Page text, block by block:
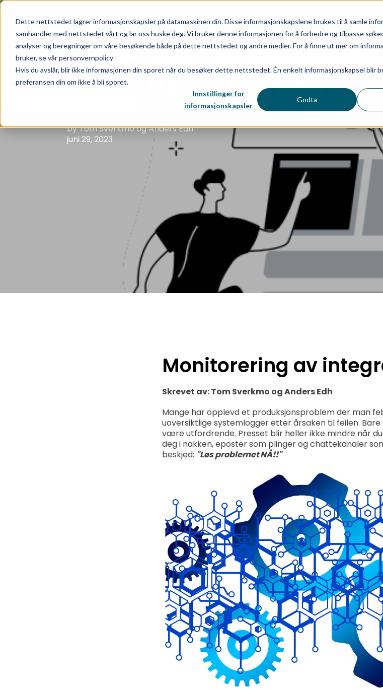
Dette nettstedet lagrer informasjonskapsler på datamaskinen din. Disse informasjonskapslene brukes til å samle
samhandler med nettstedet vårt og lar oss huske deg. Vi bruker denne informasjonen for å forbedre og tilpasse
analyser og beregninger om våre besøkende både på dette nettstedet og andre medier. For å finne ut mer om
bruker, se vår personvernpolicy
Hvis du avslår, blir ikke informasjonen din sporet når du besøker dette nettstedet. Én enkelt informasjonskapsel blir
preferansen din om ikke å bli sporet.
Innstillinger for
informasjonskapsler
Godta
INTEGRASJON REFERANSER KARRIERE
Monitorering av
by Tom Sverkmo og Anders Edh
juni 29, 2023
Monitorering av
Skrevet av: Tom Sverkmo og Anders Edh
Mange har opplevd et produksjonsproblem der man
uoversiktlige systemlogger etter årsaken til feilen.
være utfordrende. Presset blir heller ikke mindre når
deg i nakken, eposter som plinger og chattekanaler
beskjed: "Løs problemet NÅ!!"